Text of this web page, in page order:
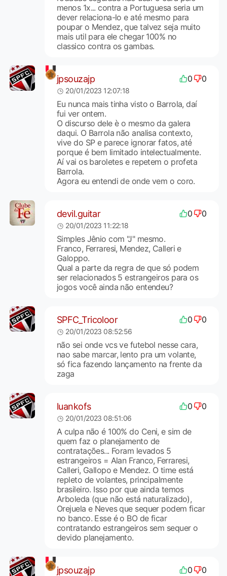
menos 1x... contra a Portuguesa seria um
dever relaciona-lo e até mesmo para
poupar o Mendez, que talvez seja muito
mais util para ele chegar 100% no
classico contra os gambas.
jpsouzajp 0 0
20/01/2023 12:07:18
Eu nunca mais tinha visto o Barrola, daí
fui ver ontem.
O discurso dele è o mesmo da galera
daqui. O Barrola não analisa contexto,
vive do SP e parece ignorar fatos, até
porque é bem limitado intelectualmente.
Aí vai os baroletes e repetem o profeta
Barrola.
Agora eu entendi de onde vem o coro.
devil.guitar 0 0
20/01/2023 11:22:18
Simples Jênio com "J" mesmo.
Franco, Ferraresi, Mendez, Calleri e
Galoppo.
Qual a parte da regra de que só podem
ser relacionados 5 estrangeiros para os
jogos você ainda não entendeu?
SPFC_Tricoloor 0 0
20/01/2023 08:52:56
não sei onde vcs ve futebol nesse cara,
nao sabe marcar, lento pra um volante,
só fica fazendo lançamento na frente da
zaga
luankofs 0 0
20/01/2023 08:51:06
A culpa não é 100% do Ceni, e sim de
quem faz o planejamento de
contratações... Foram levados 5
estrangeiros = Alan Franco, Ferraresi,
Calleri, Gallopo e Mendez. O time está
repleto de volantes, principalmente
brasileiro. Isso por que ainda temos
Arboleda (que não está naturalizado),
Orejuela e Neves que sequer podem ficar
no banco. Esse é o BO de ficar
contratando estrangeiros sem sequer o
devido planejamento.
jpsouzajp 0 0